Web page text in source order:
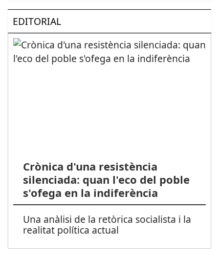
EDITORIAL
Crònica d'una resistència
silenciada: quan l'eco del poble
s'ofega en la indiferència
Una anàlisi de la retòrica socialista i la
realitat política actual